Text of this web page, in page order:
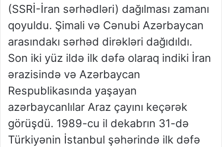
(SSRİ-İran sərhədləri) dağılması zamanı
qoyuldu. Şimali və Cənubi Azərbaycan
arasındakı sərhəd dirəkləri dağıdıldı.
Son iki yüz ildə ilk dəfə olaraq indiki İran
ərazisində və Azərbaycan
Respublikasında yaşayan
azərbaycanlılar Araz çayını keçərək
görüşdü. 1989-cu il dekabrın 31-də
Türkiyənin İstanbul şəhərində ilk dəfə